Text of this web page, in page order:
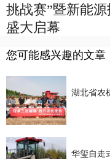
挑战赛”暨新能
盛大启幕
您可能感兴趣的文章
湖北省农
华玺自走